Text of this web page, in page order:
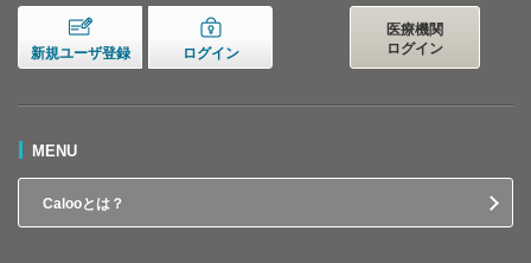
新規ユーザ登録 ログイン
医療機関
ログイン
MENU
Calooとは？